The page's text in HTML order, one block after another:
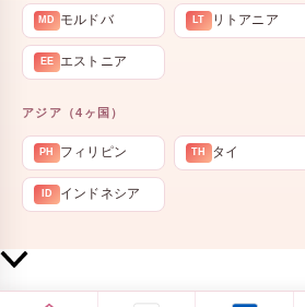
MD モルドバ LT リトアニア
EE エストニア
アジア（4ヶ国）
PH フィリピン TH タイ
ID インドネシア
部